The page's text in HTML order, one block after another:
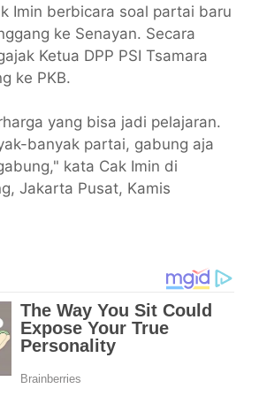
Imin berbicara soal partai baru
ke Senayan. Secara
Ketua DPP PSI Tsamara
ke PKB.
yang bisa jadi pelajaran.
banyak partai, gabung aja
kata Cak Imin di
Jakarta Pusat, Kamis